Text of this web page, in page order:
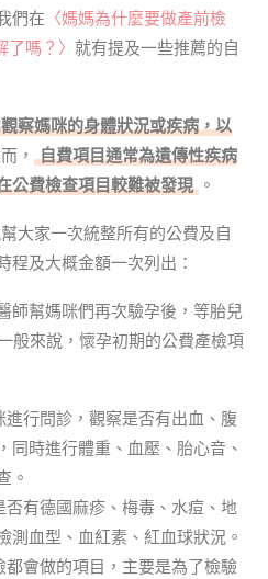
們在 〈媽媽為什麼要做產前檢
嗎？〉 就有提及一些推薦的自
察媽咪的身體狀況或疾病，以
，
自費項目通常為遺傳性疾病
公費檢查項目較難被發現 。
大家一次統整所有的公費及自
程及大概金額一次列出：
師幫媽咪們再次驗孕後，等胎兒
般來說，懷孕初期的公費產檢項
進行問診，觀察是否有出血、腹
同時進行體重、血壓、胎心音、
。
否有德國麻疹、梅毒、水痘、地
測血型、血紅素、紅血球狀況。
都會做的項目，主要是為了檢驗